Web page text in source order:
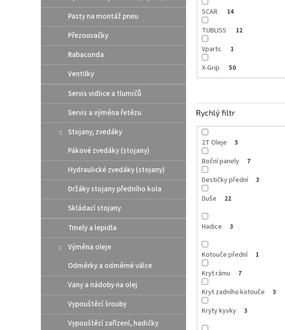
Pasty na montáž pneu
Přezouvačky
Rabaconda
Ventilky
Servis vidlice a tlumičů
Servis a výměna řetězu
Stojany, zvedáky
Pákové zvedáky (stojany)
Hydraulické zvedáky (stojany)
Držáky stojany předního kola
Skládací stojany
Tmely a lepidla
Výměna oleje
Odměrky a odměrné válce
Vany a nádoby na olej
Vypouštěcí šrouby
Vypouštěcí zařízení, hadičky
SCAR 14
TUBLISS 12
Vparts 1
X-Grip 50
Rychlý filtr
2T Oleje 5
Boční panely 7
Destičky přední 3
Duše 22
Hadice 3
Kotouče přední 1
Kryt rámu 7
Kryt zadního kotouče 3
Kryty kyvky 3